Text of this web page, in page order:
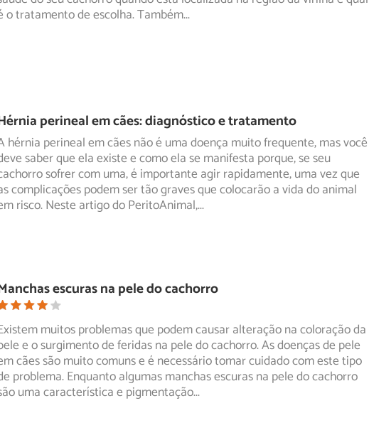
o tratamento de escolha. Também...
perineal em cães: diagnóstico e tratamento
hérnia perineal em cães não é uma doença muito frequente, mas você
saber que ela existe e como ela se manifesta porque, se seu
sofrer com uma, é importante agir rapidamente, uma vez que
complicações podem ser tão graves que colocarão a vida do animal
risco. Neste artigo do PeritoAnimal,...
escuras na pele do cachorro
muitos problemas que podem causar alteração na coloração da
e o surgimento de feridas na pele do cachorro. As doenças de pele
cães são muito comuns e é necessário tomar cuidado com este tipo
problema. Enquanto algumas manchas escuras na pele do cachorro
uma característica e pigmentação...